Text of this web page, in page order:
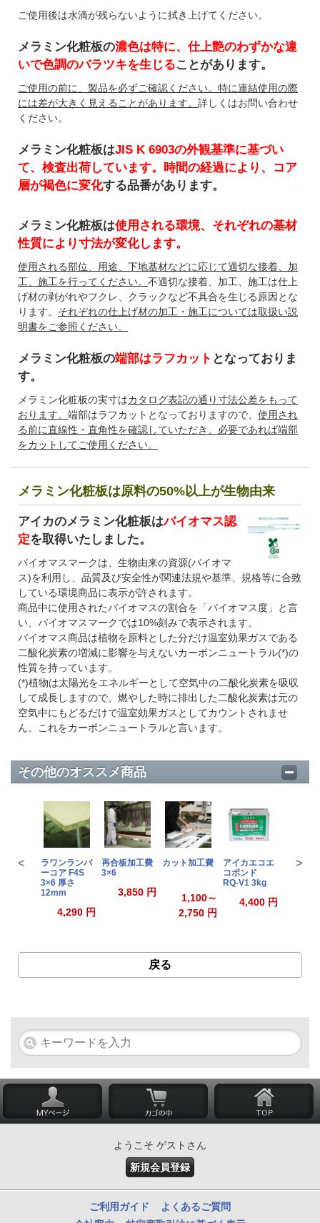
ご使用後は水滴が残らないように拭き上げてください。
メラミン化粧板の濃色は特に、仕上艶のわずかな違
いで色調のバラツキを生じることがあります。
ご使用の前に、製品を必ずご確認ください。特に連結使用の際
には差が大きく見えることがあります。 詳しくはお問い合わせ
ください。
メラミン化粧板はJIS K 6903の外観基準に基づい
て、検査出荷しています。時間の経過により、コア
層が褐色に変化する品番があります。
メラミン化粧板は使用される環境、それぞれの基材
性質により寸法が変化します。
使用される部位、用途、下地基材などに応じて適切な接着、加
工、施工を行ってください。 不適切な接着、加工、施工は仕上
げ材の剥がれやフクレ、クラックなど不具合を生じる原因とな
ります。 それぞれの仕上げ材の加工・施工については取扱い説
明書をご参照ください。
メラミン化粧板の端部はラフカット となっておりま
す。
メラミン化粧板の実寸はカタログ表記の通り寸法公差をもって
おります。 端部はラフカットとなっておりますので、 使用され
る前に直線性・直角性を確認していただき、必要であれば端部
をカットしてご使用ください。
メラミン化粧板は原料の50%以上が生物由来
アイカのメラミン化粧板はバイオマス認
定を取得いたしました。
バイオマスマークは、生物由来の資源(バイオマ
ス)を利用し、品質及び安全性が関連法規や基準、規格等に合致
している環境商品に表示が許されます。
商品中に使用されたバイオマスの割合を「バイオマス度」と言
い、バイオマスマークでは10%刻みで表示されます。
バイオマス商品は植物を原料とした分だけ温室効果ガスである
二酸化炭素の増減に影響を与えないカーボンニュートラル(*)の
性質を持っています。
(*)植物は太陽光をエネルギーとして空気中の二酸化炭素を吸収
して成長しますので、燃やした時に排出した二酸化炭素は元の
空気中にもどるだけで温室効果ガスとしてカウントされませ
ん。これをカーボンニュートラルと言います。
その他のオススメ商品
ラワンランバ
ーコア F4S
3×6 厚さ
12mm
4,290 円
再合板加工費
3×6
3,850 円
カット加工費
1,100～
2,750 円
アイカエコエ
コボンド
RQ-V1 3kg
4,400 円
アイカ
< >
戻る
ようこそ ゲストさん
新規会員登録
ご利用ガイド
よくあるご質問